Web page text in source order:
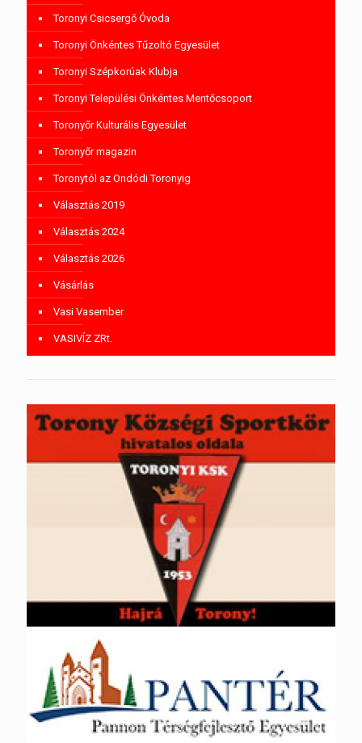
Toronyi Csicsergő Óvoda
Toronyi Önkéntes Tűzoltó Egyesület
Toronyi Szépkorúak Klubja
Toronyi Települési Önkéntes Mentőcsoport
Toronyőr Kulturális Egyesület
Toronyőr magazin
Toronytól az Ondódi Toronyig
Választás 2019
Választás 2024
Választás 2026
Vásárlás
Vasi Vasember
VASIVÍZ ZRt.